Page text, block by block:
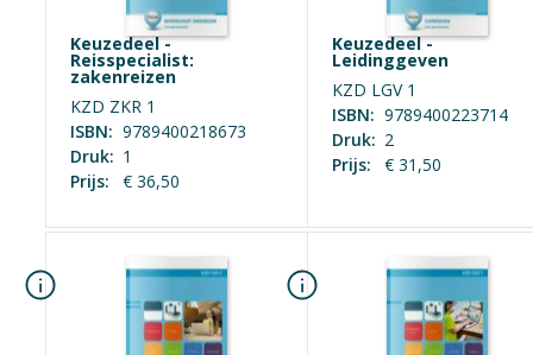
Medewerker
Medewerker
Allround Assistant
Office &
Marketing &
K0387
Keuzedeel -
Reisspecialist:
zakenreizen
KZD ZKR 1
ISBN: 9789400218673
Druk: 1
Prijs:
€ 36,50
Keuzedeel -
Leidinggeven
KZD LGV 1
ISBN: 9789400223714
Druk: 2
Prijs:
€ 31,50